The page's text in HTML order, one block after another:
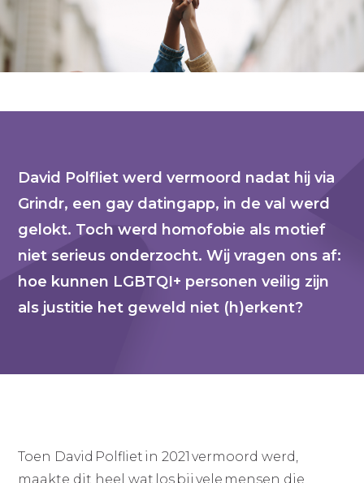
David Polfliet werd vermoord nadat hij via
Grindr, een gay datingapp, in de val werd
gelokt. Toch werd homofobie als motief
niet serieus onderzocht. Wij vragen ons af:
hoe kunnen LGBTQI+ personen veilig zijn
als justitie het geweld niet (h)erkent?
Toen David Polfliet in 2021 vermoord werd,
maakte dit heel wat los bij vele mensen die